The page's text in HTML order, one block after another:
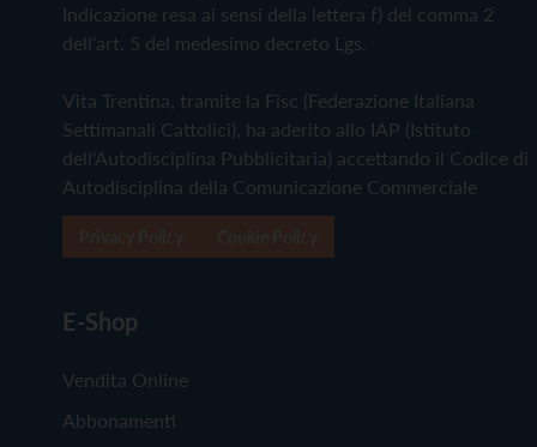
Indicazione resa ai sensi della lettera f) del comma 2
dell'art. 5 del medesimo decreto Lgs.
Vita Trentina, tramite la Fisc (Federazione Italiana
Settimanali Cattolici), ha aderito allo IAP (Istituto
dell'Autodisciplina Pubblicitaria) accettando il Codice di
Autodisciplina della Comunicazione Commerciale
E-Shop
Vendita Online
Abbonamenti